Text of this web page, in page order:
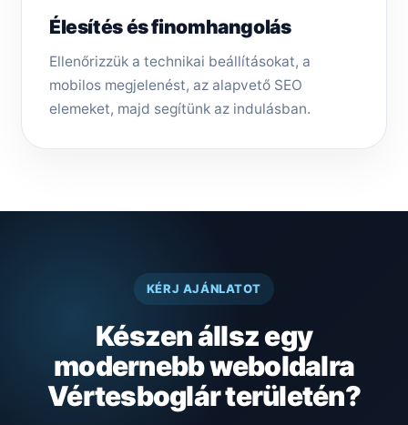
Élesítés és finomhangolás
Ellenőrizzük a technikai beállításokat, a
mobilos megjelenést, az alapvető SEO
elemeket, majd segítünk az indulásban.
KÉRJ AJÁNLATOT
Készen állsz egy
modernebb weboldalra
Vértesboglár területén?